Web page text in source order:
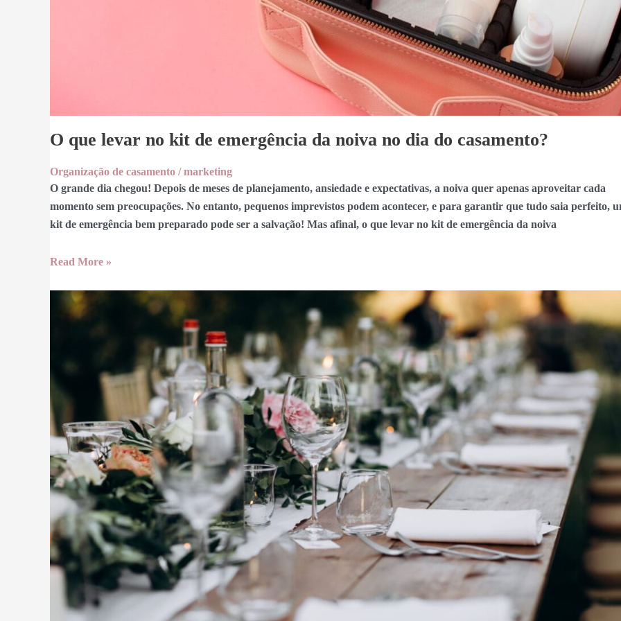
O que levar no kit de emergência da noiva no dia do casamento?
Organização de casamento /marketing
O grande dia chegou! Depois de meses de planejamento, ansiedade e expectativas, a noiva quer apenas aproveitar cada
momento sem preocupações. No entanto, pequenos imprevistos podem acontecer, e para garantir que tudo saia perfeito,
kit de emergência bem preparado pode ser a salvação! Mas afinal, o que levar no kit de emergência da noiva
Read More »